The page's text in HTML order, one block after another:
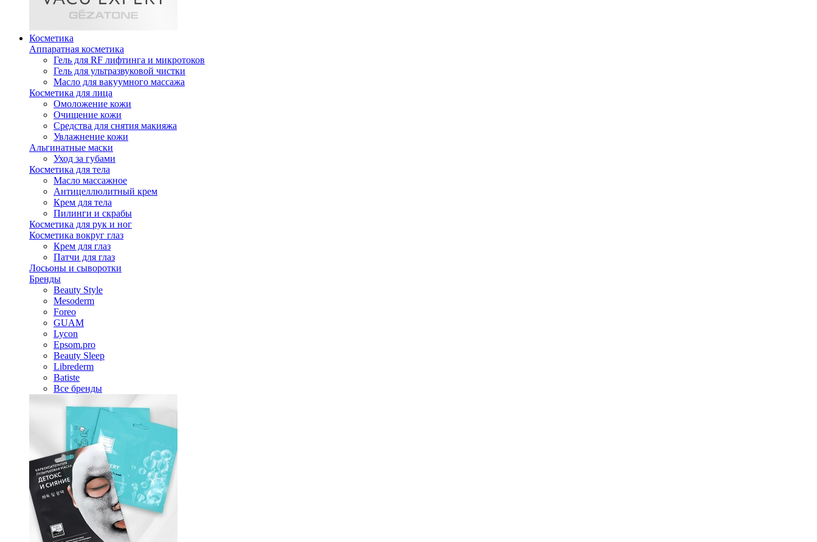
Косметика
Аппаратная косметика
Гель для RF лифтинга и микротоков
Гель для ультразвуковой чистки
Масло для вакуумного массажа
Косметика для лица
Омоложение кожи
Очищение кожи
Средства для снятия макияжа
Увлажнение кожи
Альгинатные маски
Уход за губами
Косметика для тела
Масло массажное
Антицеллюлитный крем
Крем для тела
Пилинги и скрабы
Косметика для рук и ног
Косметика вокруг глаз
Крем для глаз
Патчи для глаз
Лосьоны и сыворотки
Бренды
Beauty Style
Mesoderm
Foreo
GUAM
Lycon
Epsom.pro
Beauty Sleep
Librederm
Batiste
Все бренды